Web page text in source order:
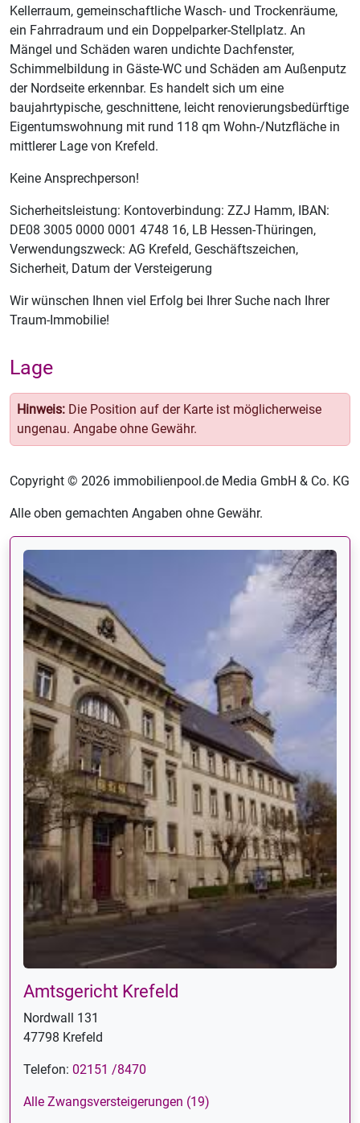
Kellerraum, gemeinschaftliche Wasch- und Trockenräume,
ein Fahrradraum und ein Doppelparker-Stellplatz. An
Mängel und Schäden waren undichte Dachfenster,
Schimmelbildung in Gäste-WC und Schäden am Außenputz
der Nordseite erkennbar. Es handelt sich um eine
baujahrtypische, geschnittene, leicht renovierungsbedürftige
Eigentumswohnung mit rund 118 qm Wohn-/Nutzfläche in
mittlerer Lage von Krefeld.
Keine Ansprechperson!
Sicherheitsleistung: Kontoverbindung: ZZJ Hamm, IBAN:
DE08 3005 0000 0001 4748 16, LB Hessen-Thüringen,
Verwendungszweck: AG Krefeld, Geschäftszeichen,
Sicherheit, Datum der Versteigerung
Wir wünschen Ihnen viel Erfolg bei Ihrer Suche nach Ihrer
Traum-Immobilie!
Lage
Hinweis: Die Position auf der Karte ist möglicherweise
ungenau. Angabe ohne Gewähr.
Copyright © 2026 immobilienpool.de Media GmbH & Co. KG
Alle oben gemachten Angaben ohne Gewähr.
Amtsgericht Krefeld
Nordwall 131
47798 Krefeld
Telefon: 02151 /8470
Alle Zwangsversteigerungen (19)